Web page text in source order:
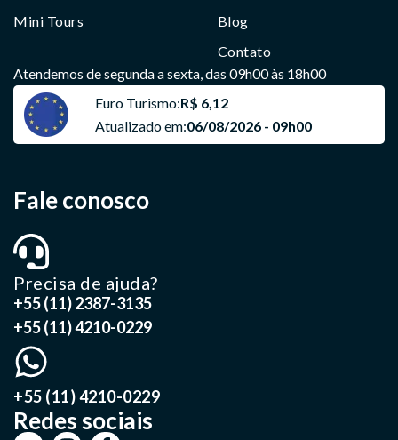
Mini Tours
Blog
Contato
Atendemos de segunda a sexta, das 09h00 às 18h00
Euro Turismo:R$ 6,12
Atualizado em:06/08/2026 - 09h00
Fale conosco
Precisa de ajuda?
+55 (11) 2387-3135
+55 (11) 4210-0229
+55 (11) 4210-0229
Redes sociais